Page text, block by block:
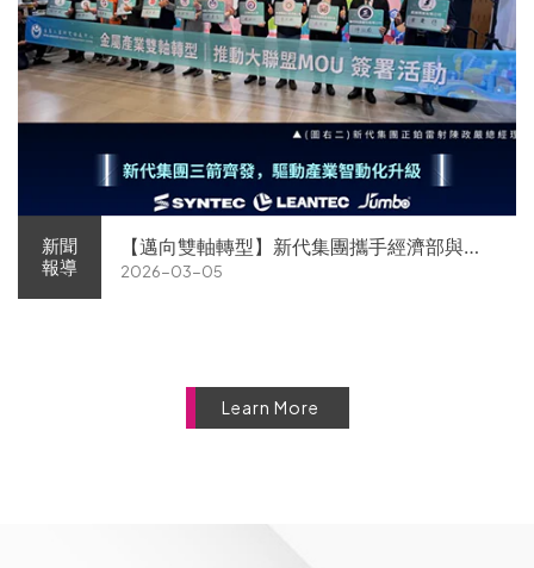
新聞
報導
【邁向雙軸轉型】新代集團攜手經濟部與金
屬中心簽署MOU 領航 AI機器人智慧智造
2026-03-05
Learn More